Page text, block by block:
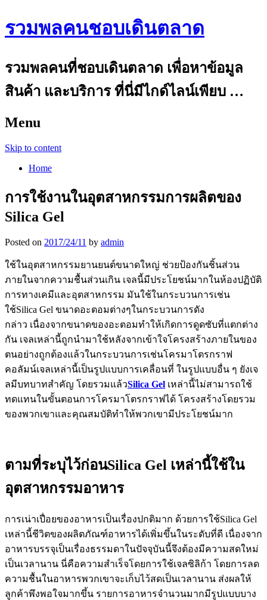
รวมพลคนชอบเดินตลาด
รวมพลคนที่ชอบเดินตลาด เพื่อหาข้อมูล
สินค้า และบริการ ที่นี่มีไกด์ไลน์เพียบ …
Menu
Skip to content
Home
การใช้งานในอุตสาหกรรมการผลิตของ
Silica Gel
Posted on 2017/24/11 by admin
ใช้ในอุตสาหกรรมยานยนต์ขนาดใหญ่ ช่วยป้องกันชิ้นส่วน
ภายในจากความชื้นส่วนเกิน เจลนี้มีประโยชน์มากในห้องปฏิบัติ
การทางเคมีและอุตสาหกรรม มันใช้ในกระบวนการเช่น
ใช้Silica Gel ขนาดอะตอมต่างๆในกระบวนการดัง
กล่าว เนื่องจากขนาดของอะตอมทำให้เกิดการดูดซับที่แตกต่าง
กัน เจลเหล่านี้ถูกนำมาใช้หลังจากเข้าใจโครงสร้างภายในของ
ตนอย่างถูกต้องแล้วในกระบวนการเช่นโครมาโตรกราฟ
คอลัมน์เจลเหล่านี้เป็นรูปแบบการเคลื่อนที่ ในรูปแบบอื่น ๆ ยังเจ
ลมีบทบาทสำคัญ โดยรวมแล้วSilica Gel เหล่านี้ไม่สามารถใช้
ทดแทนในขั้นตอนการโครมาโตรกราฟได้ โครงสร้างโดยรวม
ของพวกเขาและคุณสมบัติทำให้พวกเขามีประโยชน์มาก
ตามที่ระบุไว้ก่อนSilica Gel เหล่านี้ใช้ใน
อุตสาหกรรมอาหาร
การเน่าเปื่อยของอาหารเป็นเรื่องปกติมาก ด้วยการใช้Silica Gel
เหล่านี้ชีวิตของผลิตภัณฑ์อาหารได้เพิ่มขึ้นในระดับที่ดี เนื่องจาก
อาหารบรรจุเป็นเรื่องธรรมดาในปัจจุบันนี้จึงต้องมีความสดใหม่
เป็นเวลานาน นี่คือความสำเร็จโดยการใช้เจลซิลิก้า โดยการลด
ความชื้นในอาหารพวกเขาจะเก็บไว้สดเป็นเวลานาน ส่งผลให้
ลูกค้าพึงพอใจมากขึ้น รายการอาหารจำนวนมากมีรูปแบบบาง